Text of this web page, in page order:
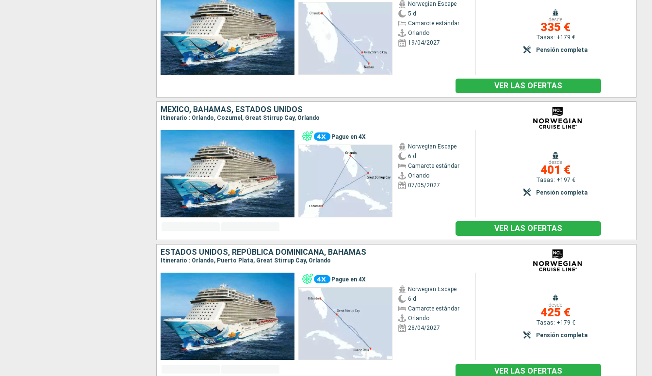
Norwegian Escape
5 d
Camarote estándar
Orlando
19/04/2027
desde
335 €
Tasas: +179 €
Pensión completa
VER LAS OFERTAS
MÉXICO, BAHAMAS, ESTADOS UNIDOS
Itinerario : Orlando, Cozumel, Great Stirrup Cay, Orlando
Pague en 4X
Norwegian Escape
6 d
Camarote estándar
Orlando
07/05/2027
desde
401 €
Tasas: +197 €
Pensión completa
VER LAS OFERTAS
ESTADOS UNIDOS, REPÚBLICA DOMINICANA, BAHAMAS
Itinerario : Orlando, Puerto Plata, Great Stirrup Cay, Orlando
Pague en 4X
Norwegian Escape
6 d
Camarote estándar
Orlando
28/04/2027
desde
425 €
Tasas: +179 €
Pensión completa
VER LAS OFERTAS